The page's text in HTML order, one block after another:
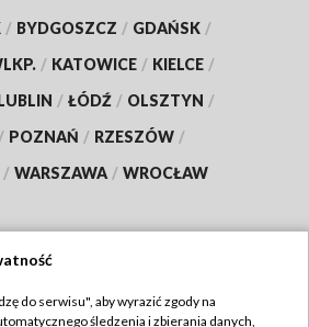
/ BYDGOSZCZ / GDAŃSK /
/ KATOWICE / KIELCE /
/ ŁÓDŹ / OLSZTYN /
/ POZNAŃ / RZESZÓW /
/ WARSZAWA / WROCŁAW
do serwisu", aby wyrazić zgody na
śledzenia i zbierania danych,